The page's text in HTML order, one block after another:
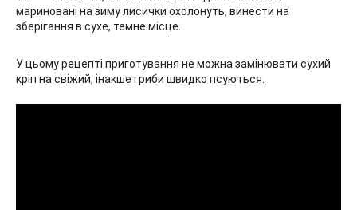
мариновані на зиму лисички охолонуть, винести на
зберігання в сухе, темне місце.
У цьому рецепті приготування не можна замінювати сухий
кріп на свіжий, інакше гриби швидко псуються.